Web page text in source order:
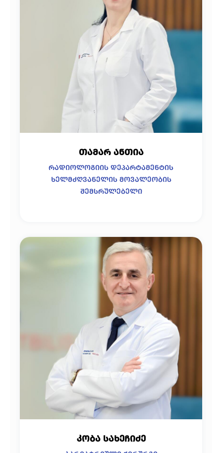
თამარ ანთია
რადიოლოგიის დეპარტამენტის
ხელმძღვანელის მოვალეობის
შემსრულებელი
კობა სახეჩიძე